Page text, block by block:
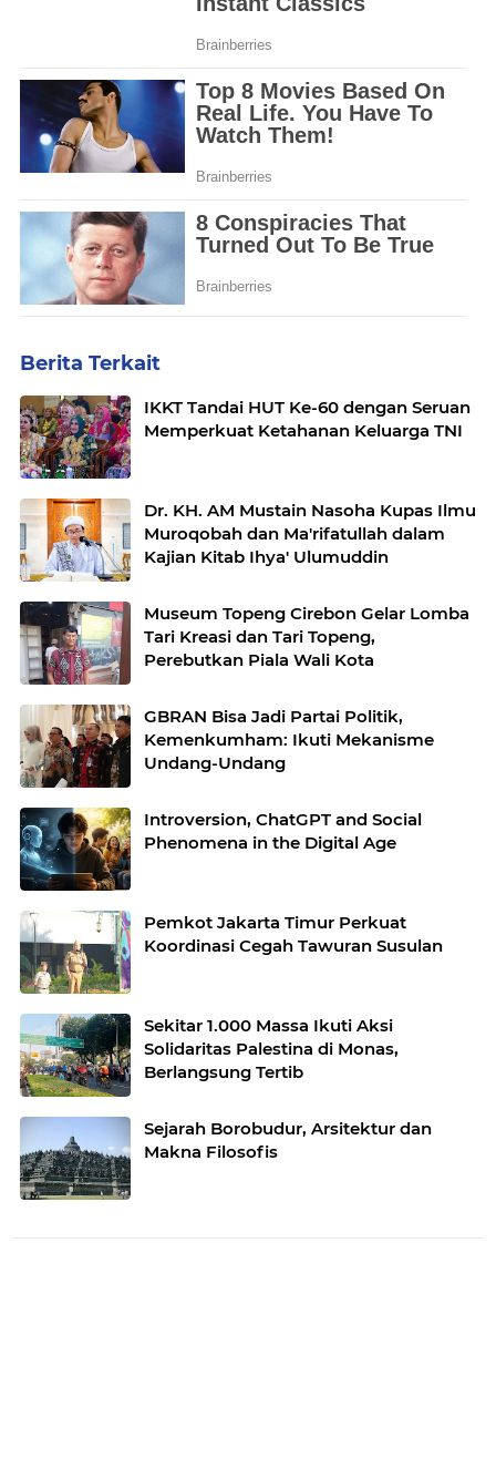
Berita Terkait
IKKT Tandai HUT Ke-60 dengan Seruan
Memperkuat Ketahanan Keluarga TNI
Dr. KH. AM Mustain Nasoha Kupas Ilmu
Muroqobah dan Ma'rifatullah dalam
Kajian Kitab Ihya' Ulumuddin
Museum Topeng Cirebon Gelar Lomba
Tari Kreasi dan Tari Topeng,
Perebutkan Piala Wali Kota
GBRAN Bisa Jadi Partai Politik,
Kemenkumham: Ikuti Mekanisme
Undang-Undang
Introversion, ChatGPT and Social
Phenomena in the Digital Age
Pemkot Jakarta Timur Perkuat
Koordinasi Cegah Tawuran Susulan
Sekitar 1.000 Massa Ikuti Aksi
Solidaritas Palestina di Monas,
Berlangsung Tertib
Sejarah Borobudur, Arsitektur dan
Makna Filosofis